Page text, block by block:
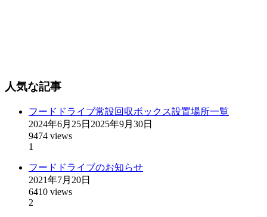
人気な記事
フードドライブ常設回収ボックス設置場所一覧
2024年6月25日 2025年9月30日
9474 views
1
フードドライブのお知らせ
2021年7月20日
6410 views
2